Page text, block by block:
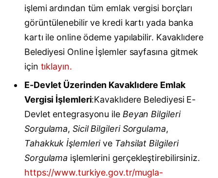
işlemi ardından tüm emlak vergisi borçları
görüntülenebilir ve kredi kartı yada banka
kartı ile online ödeme yapılabilir. Kavaklıdere
Belediyesi Online İşlemler sayfasına gitmek
için tıklayın.
E-Devlet Üzerinden Kavaklıdere Emlak
Vergisi İşlemleri:Kavaklıdere Belediyesi E-
Devlet entegrasyonu ile Beyan Bilgileri
Sorgulama,Sicil Bilgileri Sorgulama,
Tahakkuk İşlemlerive Tahsilat Bilgileri
Sorgulama işlemlerini gerçekleştirebilirsiniz.
https://www.turkiye.gov.tr/mugla-